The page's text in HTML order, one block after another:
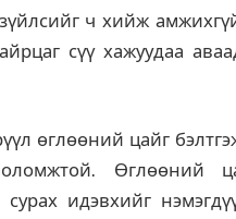
ч хийж
сүү хажуудаа
өглөөний цайг
Өглөөний
идэвхийг